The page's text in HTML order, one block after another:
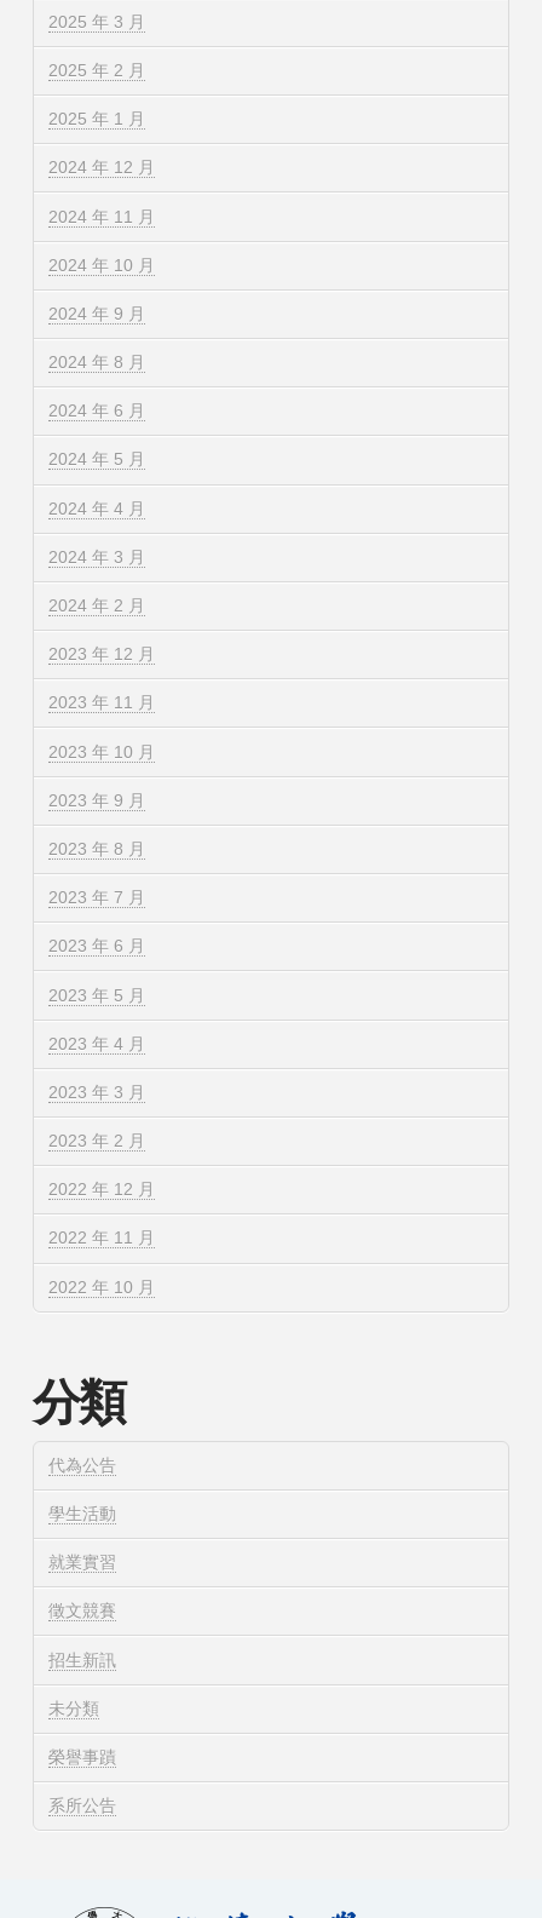
2025 年 3 月
2025 年 2 月
2025 年 1 月
2024 年 12 月
2024 年 11 月
2024 年 10 月
2024 年 9 月
2024 年 8 月
2024 年 6 月
2024 年 5 月
2024 年 4 月
2024 年 3 月
2024 年 2 月
2023 年 12 月
2023 年 11 月
2023 年 10 月
2023 年 9 月
2023 年 8 月
2023 年 7 月
2023 年 6 月
2023 年 5 月
2023 年 4 月
2023 年 3 月
2023 年 2 月
2022 年 12 月
2022 年 11 月
2022 年 10 月
分類
代為公告
學生活動
就業實習
徵文競賽
招生新訊
未分類
榮譽事蹟
系所公告